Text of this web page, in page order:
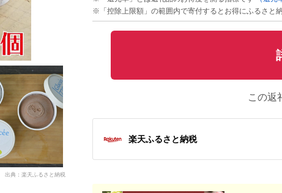
出典：楽天ふるさと納税
※「控除上限額」の範囲内で寄付するとお得にふるさと
この返
楽天ふるさと納税